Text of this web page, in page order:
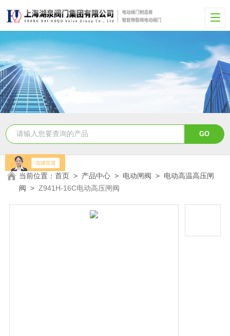
当前位置：首页 > 产品中心 > 电动闸阀 > 电动高温高压闸
阀 >Z941H-16C电动高压闸阀